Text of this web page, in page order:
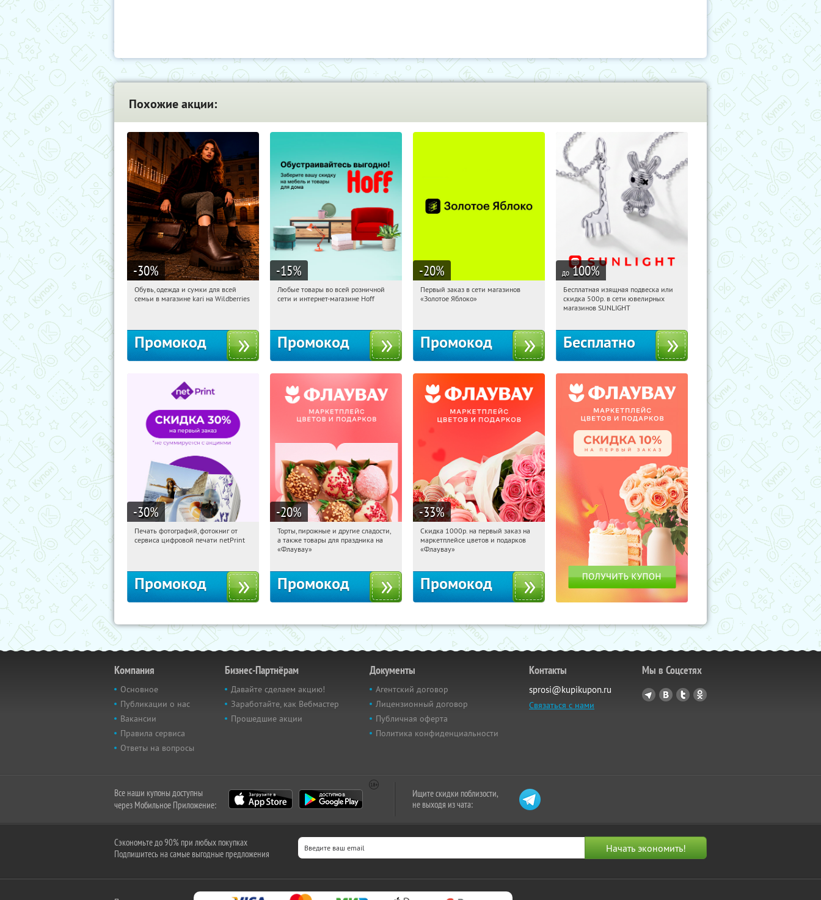
Похожие акции:
-30%
17:29:30
Получи первым!
Обувь, одежда и сумки для всей
семьи в магазине kari на Wildberries
Промокод
-15%
17:29:30 Получили:
Любые товары во всей розничной
сети и интернет-магазине Hoff
Промокод
-20%
17:29:30
Получи первым!
Первый заказ в сети магазинов
«Золотое Яблоко»
Промокод
до 100%
17:29:30 Получили:
Россия
Бесплатная изящная подвеска или
скидка 500р. в сети ювелирных
магазинов SUNLIGHT
Бесплатно
-30%
17:29:30 Получили:
Печать фотографий, фотокниг от
сервиса цифровой печати netPrint
Промокод
-20%
17:29:30 Получили:
Россия
Торты, пирожные и другие сладости,
а также товары для праздника на
«Флаувау»
Промокод
-33%
17:29:30 Получили:
Россия
Скидка 1000р. на первый заказ на
маркетплейсе цветов и подарков
«Флаувау»
Промокод
Компания
Основное
Публикации о нас
Вакансии
Правила сервиса
Ответы на вопросы
Бизнес-Партнёрам
Давайте сделаем акцию!
Заработайте, как Вебмастер
Прошедшие акции
Документы
Агентский договор
Лицензионный договор
Публичная оферта
Политика конфиденциальности
Контакты
sprosi@kupikupon.ru
Связаться с нами
Мы в Соцсетях
Все наши купоны доступны
через Мобильное Приложение:
Ищите скидки поблизости,
не выходя из чата:
Сэкономьте до 90% при любых покупках
Подпишитесь на самые выгодные предложения